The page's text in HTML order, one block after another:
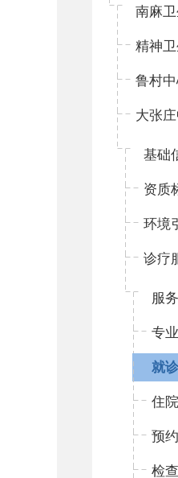
南麻
精神
鲁村
基础
资质
环境
诊疗
服
专
就
住
预
检